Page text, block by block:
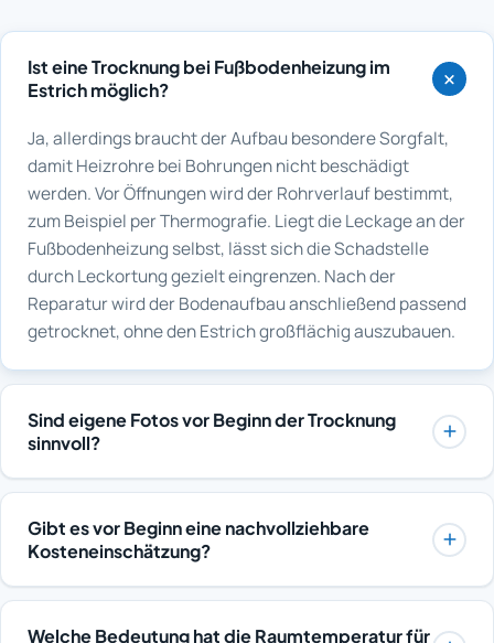
Ist eine Trocknung bei Fußbodenheizung im
Estrich möglich?
Ja, allerdings braucht der Aufbau besondere Sorgfalt,
damit Heizrohre bei Bohrungen nicht beschädigt
werden. Vor Öffnungen wird der Rohrverlauf bestimmt,
zum Beispiel per Thermografie. Liegt die Leckage an der
Fußbodenheizung selbst, lässt sich die Schadstelle
durch Leckortung gezielt eingrenzen. Nach der
Reparatur wird der Bodenaufbau anschließend passend
getrocknet, ohne den Estrich großflächig auszubauen.
Sind eigene Fotos vor Beginn der Trocknung
sinnvoll?
Ja, Fotos von betroffenen Bereichen, Wasserständen,
Verfärbungen und beschädigten Materialien sind immer
hilfreich. Sie ergänzen die fachliche Dokumentation
Bauleitung oder Eigentümergemeinschaft. Wichtig sind
ein Datum und eine erkennbare Zuordnung zum
Gibt es vor Beginn eine nachvollziehbare
Kosteneinschätzung?
Ja, nach der Schadensaufnahme wird der
voraussichtliche Umfang erläutert, also Verfahren,
Welche Bedeutung hat die Raumtemperatur für